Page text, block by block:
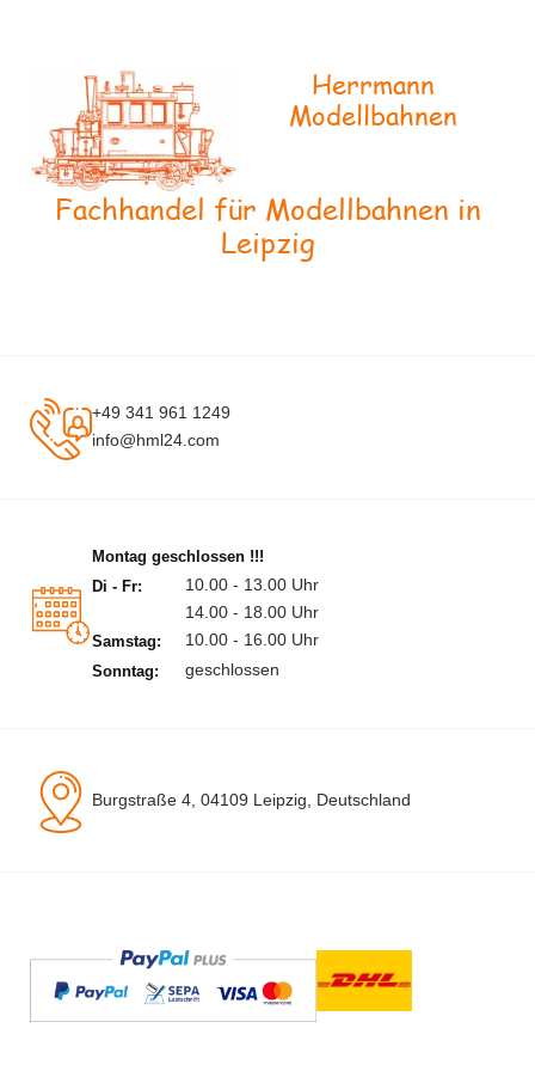
Herrmann
Modellbahnen
Fachhandel für Modellbahnen in
Leipzig
+49 341 961 1249
info@hml24.com
Montag geschlossen !!!
Di - Fr:
10.00 - 13.00 Uhr
14.00 - 18.00 Uhr
Samstag: 10.00 - 16.00 Uhr
Sonntag: geschlossen
Burgstraße 4, 04109 Leipzig, Deutschland